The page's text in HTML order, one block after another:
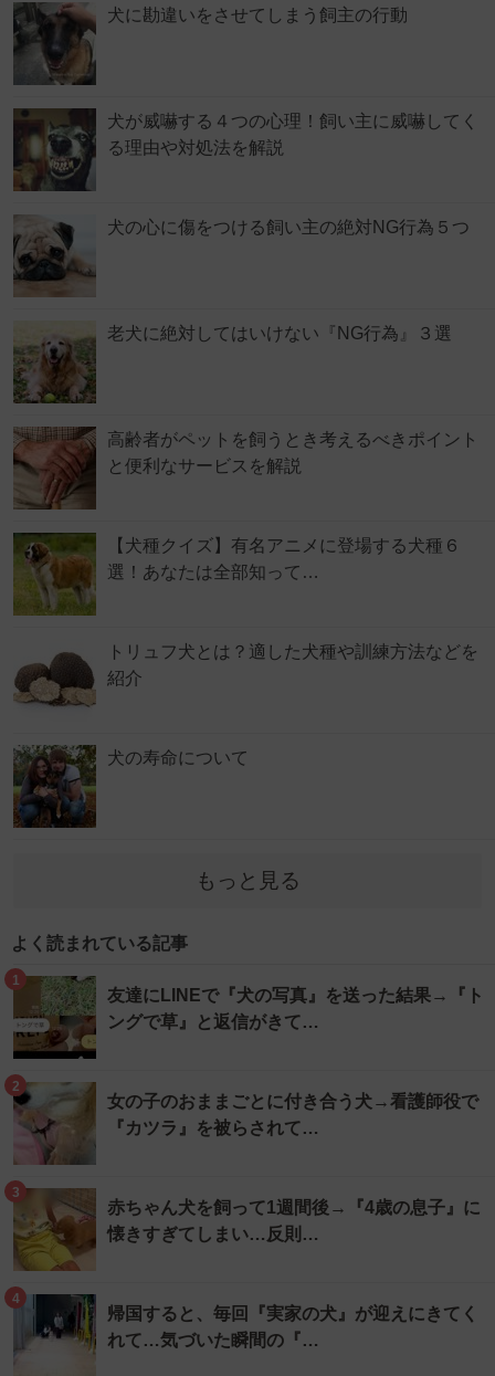
犬に勘違いをさせてしまう飼主の行動
犬が威嚇する４つの心理！飼い主に威嚇してく
る理由や対処法を解説
犬の心に傷をつける飼い主の絶対NG行為５つ
老犬に絶対してはいけない『NG行為』３選
高齢者がペットを飼うとき考えるべきポイント
と便利なサービスを解説
【犬種クイズ】有名アニメに登場する犬種６
選！あなたは全部知って…
トリュフ犬とは？適した犬種や訓練方法などを
紹介
犬の寿命について
もっと見る
よく読まれている記事
1
友達にLINEで『犬の写真』を送った結果→『ト
ングで草』と返信がきて…
2
女の子のおままごとに付き合う犬→看護師役で
『カツラ』を被らされて…
3
赤ちゃん犬を飼って1週間後→『4歳の息子』に
懐きすぎてしまい…反則…
4
帰国すると、毎回『実家の犬』が迎えにきてく
れて…気づいた瞬間の『…